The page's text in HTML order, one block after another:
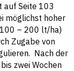
auf Seite 103
möglichst hoher
– 200 lt/ha)
Zugabe von
Nach der
zwei Wochen